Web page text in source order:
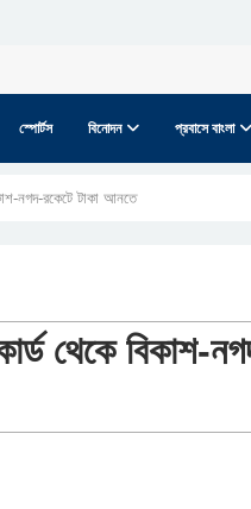
স্পোর্টস বিনোদন প্রবাসে বাংলা
নগদ-রকেটে টাকা আনতে
থেকে বিকাশ-